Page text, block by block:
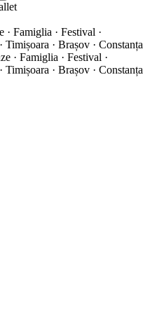
· Famiglia · Festival ·
Timișoara · Brașov · Constanța
· Famiglia · Festival ·
Timișoara · Brașov · Constanța